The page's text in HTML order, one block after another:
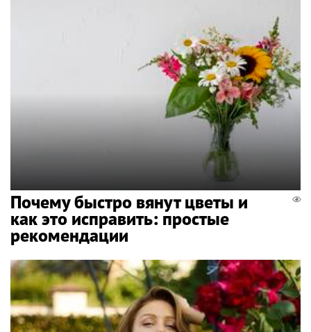
Почему быстро вянут цветы и
как это исправить: простые
рекомендации